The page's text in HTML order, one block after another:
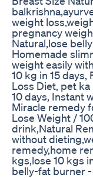
weight
pregnancy
Natural,lose
Homemade
weight easily
10 kg in 15 days,
Loss Diet, pet
10 days, Instant
Miracle remedy
Lose Weight /
drink,Natural
without
remedy,home
kgs,lose 10 kgs
belly-fat burner